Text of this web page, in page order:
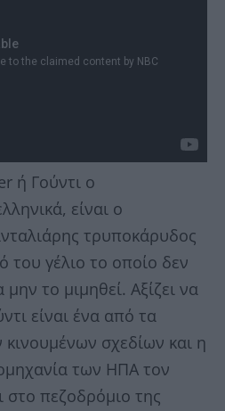
ή Γούντι ο
είναι ο
τρυποκάρυδος
του γέλιο το οποίο δεν
το μιμηθεί. Αξίζει να
είναι ένα από τα
σχεδίων και η
των ΗΠΑ τον
στο πεζοδρόμιο της